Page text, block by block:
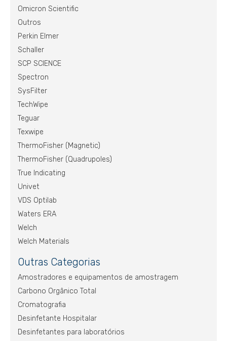
Omicron Scientific
Outros
Perkin Elmer
Schaller
SCP SCIENCE
Spectron
SysFilter
TechWipe
Teguar
Texwipe
ThermoFisher (Magnetic)
ThermoFisher (Quadrupoles)
True Indicating
Univet
VDS Optilab
Waters ERA
Welch
Welch Materials
Outras Categorias
Amostradores e equipamentos de amostragem
Carbono Orgânico Total
Cromatografia
Desinfetante Hospitalar
Desinfetantes para laboratórios